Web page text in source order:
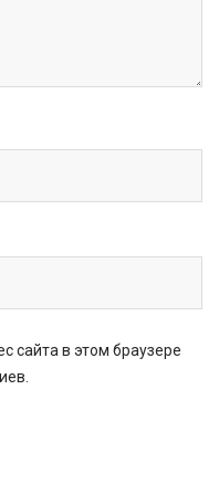
сайта в этом браузере